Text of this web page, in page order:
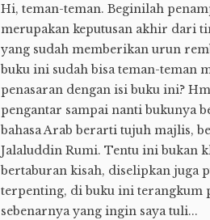
Hi, teman-teman. Beginilah
merupakan keputusan akhir dari
yang sudah memberikan urun
buku ini sudah bisa teman-teman
penasaran dengan isi buku ini?
pengantar sampai nanti bukunya
bahasa Arab berarti tujuh majlis,
Jalaluddin Rumi. Tentu ini bukan
bertaburan kisah, diselipkan juga
terpenting, di buku ini terangkum
sebenarnya yang ingin saya tuli...